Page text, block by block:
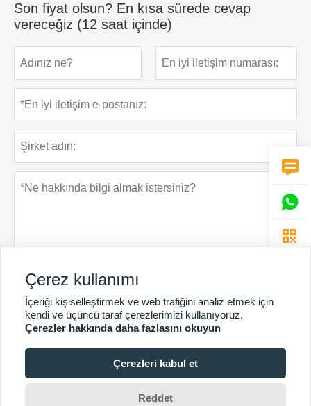
Son fiyat olsun? En kısa sürede cevap
vereceğiz (12 saat içinde)
Gönder Gizlilik Politikası
DAHA FAZLA HIZMET
Telif Hakkı © Guangzhou Chunke Çevre Teknolojisi Ltd.Şti.E-



Çerez kullanımı
İçeriği kişiselleştirmek ve web trafiğini analiz etmek için
kendi ve üçüncü taraf çerezlerimizi kullanıyoruz.
Çerezler hakkında daha fazlasını okuyun
Çerezleri kabul et
Reddet